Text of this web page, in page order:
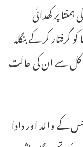
پر کھدائی
کر کے بنگلہ
کل سے ان کی حالت
کے والد اور دادا